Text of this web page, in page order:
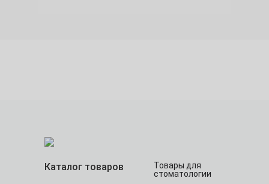
Каталог товаров
Товары для
стоматологии